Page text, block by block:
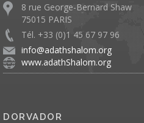
8 rue George-Bernard Shaw
75015 PARIS
Tél. +33 (0)1 45 67 97 96
info@adathshalom.org
www.adathShalom.org
DORVADOR